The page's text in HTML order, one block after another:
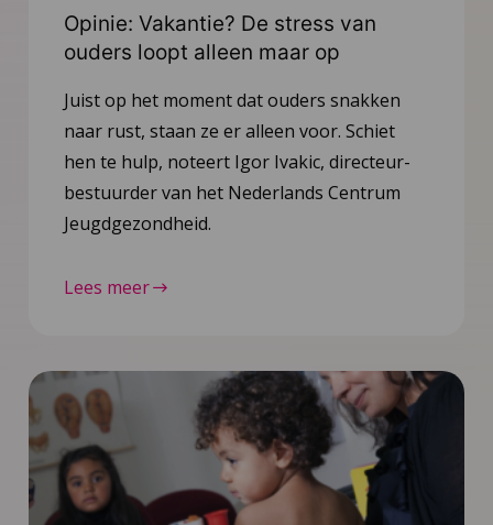
Opinie: Vakantie? De stress van
ouders loopt alleen maar op
Juist op het moment dat ouders snakken
naar rust, staan ze er alleen voor. Schiet
hen te hulp, noteert Igor Ivakic, directeur-
bestuurder van het Nederlands Centrum
Jeugdgezondheid.
Lees meer